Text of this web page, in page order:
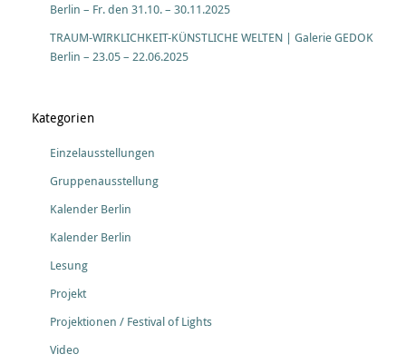
Berlin – Fr. den 31.10. – 30.11.2025
TRAUM-WIRKLICHKEIT-KÜNSTLICHE WELTEN | Galerie GEDOK
Berlin – 23.05 – 22.06.2025
Kategorien
Einzelausstellungen
Gruppenausstellung
Kalender Berlin
Kalender Berlin
Lesung
Projekt
Projektionen / Festival of Lights
Video